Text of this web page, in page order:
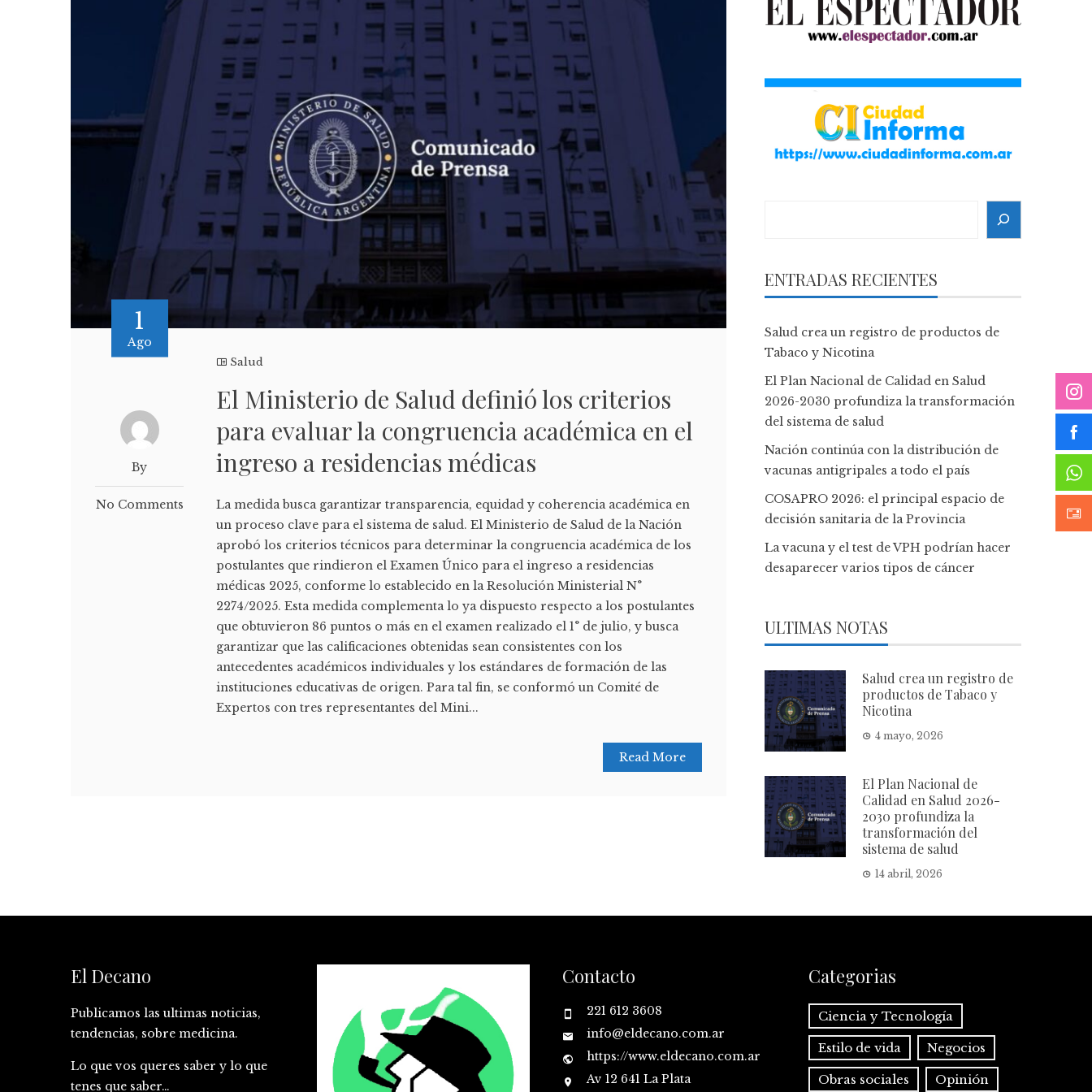
1
Ago
By
No Comments
Salud
El Ministerio de Salud definió los criterios
para evaluar la congruencia académica en el
ingreso a residencias médicas
La medida busca garantizar transparencia, equidad y coherencia académica en
un proceso clave para el sistema de salud. El Ministerio de Salud de la Nación
aprobó los criterios técnicos para determinar la congruencia académica de los
postulantes que rindieron el Examen Único para el ingreso a residencias
médicas 2025, conforme lo establecido en la Resolución Ministerial N°
2274/2025. Esta medida complementa lo ya dispuesto respecto a los postulantes
que obtuvieron 86 puntos o más en el examen realizado el 1° de julio, y busca
garantizar que las calificaciones obtenidas sean consistentes con los
antecedentes académicos individuales y los estándares de formación de las
instituciones educativas de origen. Para tal fin, se conformó un Comité de
Expertos con tres representantes del Mini...
Read More
ENTRADAS RECIENTES
Salud crea un registro de productos de
Tabaco y Nicotina
El Plan Nacional de Calidad en Salud
2026-2030 profundiza la transformación
del sistema de salud
Nación continúa con la distribución de
vacunas antigripales a todo el país
COSAPRO 2026: el principal espacio de
decisión sanitaria de la Provincia
La vacuna y el test de VPH podrían hacer
desaparecer varios tipos de cáncer
ULTIMAS NOTAS
Salud crea un registro de
productos de Tabaco y
Nicotina
4 mayo, 2026
El Plan Nacional de
Calidad en Salud 2026-
2030 profundiza la
transformación del
sistema de salud
14 abril, 2026
El Decano
Publicamos las ultimas noticias,
tendencias, sobre medicina.
Lo que vos queres saber y lo que
tenes que saber…
Contacto
221 612 3608
info@eldecano.com.ar
https://www.eldecano.com.ar
Av 12 641 La Plata
Categorias
Ciencia y Tecnología
Estilo de vida Negocios
Obras sociales Opinión